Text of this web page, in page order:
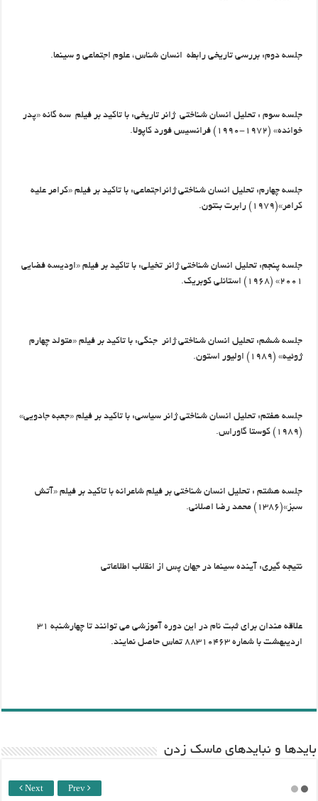
جلسه دوم: بررسی تاریخی رابطه انسان شناس، علوم اجتماعی و سینما.
جلسه سوم : تحلیل انسان شناختی ژانر تاریخی: با تاکید بر فیلم سه گانه «پدر
خوانده» (۱۹۷۲-۱۹۹۰) فرانسیس فورد کاپولا.
جلسه چهارم: تحلیل انسان شناختی ژانراجتماعی: با تاکید بر فیلم «کرامر علیه
کرامر»(۱۹۷۹) رابرت بنتون.
جلسه پنجم: تحلیل انسان شناختی ژانر تخیلی: با تاکید بر فیلم «اودیسه فضایی
۲۰۰۱» (۱۹۶۸) استانلی کوبریک.
جلسه ششم: تحلیل انسان شناختی ژانر جنگی: با تاکید بر فیلم «متولد چهارم
ژوئیه» (۱۹۸۹) اولیور استون.
جلسه هفتم: تحلیل انسان شناختی ژانر سیاسی: با تاکید بر فیلم «جعبه جادویی»
(۱۹۸۹) کوستا گاوراس.
جلسه هشتم : تحلیل انسان شناختی بر فیلم شاعرانه با تاکید بر فیلم «آتش
سبز»(۱۳۸۶) محمد رضا اصلانی.
نتیجه گیری: آینده سینما در جهان پس از انقلاب اطلاعاتی
علاقه مندان برای ثبت نام در این دوره آموزشی می توانند تا چهارشنبه ۳۱
اردیبهشت با شماره ۸۸۳۱۰۴۶۳ تماس حاصل نمایند.
باید‌ها و نبایدهای ماسک زدن
Next Prev